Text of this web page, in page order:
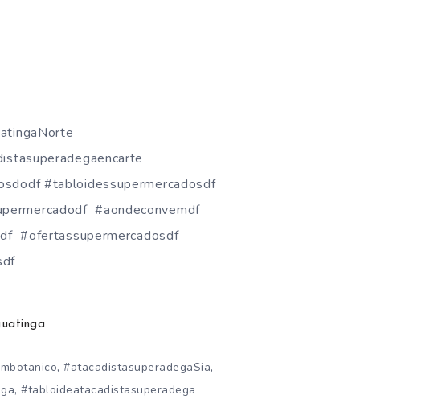
#tabloidessupermercadosdf
#aondeconvemdf
#ofertassupermercadosdf
, #atacadistasuperadegaSia,
,#tabloideatacadistasuperadega